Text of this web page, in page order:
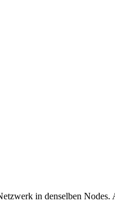
in denselben